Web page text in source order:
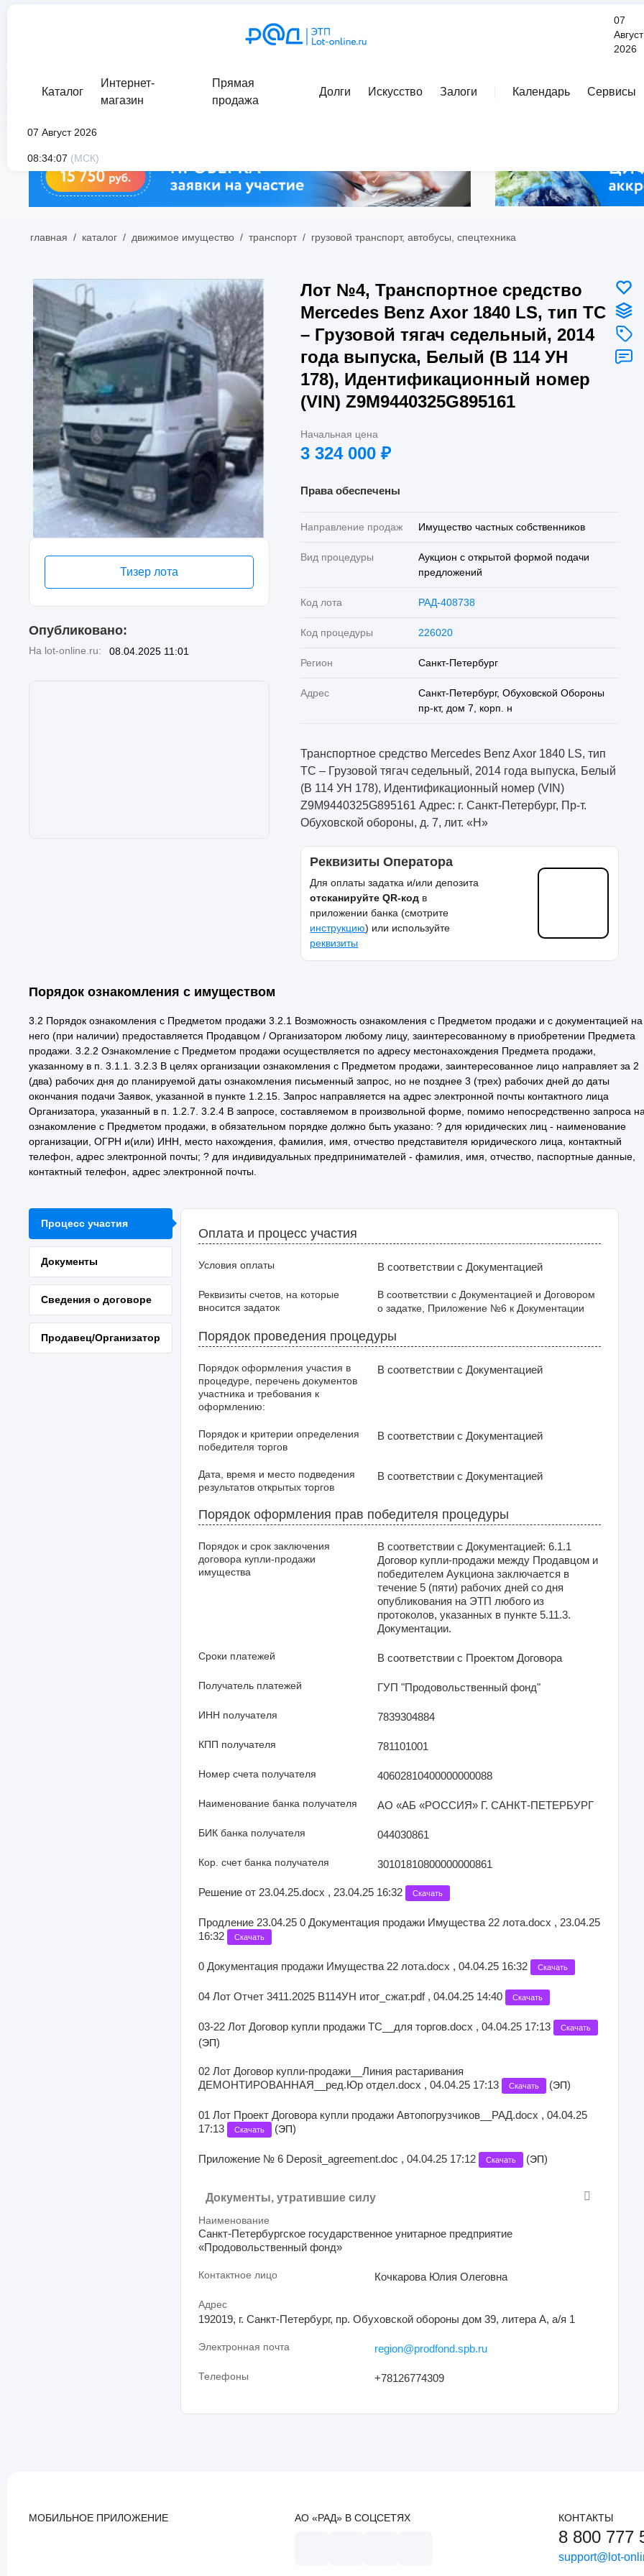
07
Август
2026
Каталог
Интернет-
магазин
Прямая
продажа
Долги Искусство Залоги Календарь Сервисы
07 Август 2026
08:34:07 (МСК)
главная / каталог / движимое имущество / транспорт / грузовой транспорт, автобусы, спецтехника
Тизер лота
Опубликовано:
На lot-online.ru: 08.04.2025 11:01
Лот №4, Транспортное средство
Mercedes Benz Axor 1840 LS, тип ТС
– Грузовой тягач седельный, 2014
года выпуска, Белый (В 114 УН
178), Идентификационный номер
(VIN) Z9M9440325G895161
Начальная цена
3 324 000 ₽
Права обеспечены
Направление продаж Имущество частных собственников
Вид процедуры
Аукцион с открытой формой подачи
предложений
Код лота РАД-408738
Код процедуры 226020
Регион Санкт-Петербург
Адрес
Санкт-Петербург, Обуховской Обороны
пр-кт, дом 7, корп. н
Транспортное средство Mercedes Benz Axor 1840 LS, тип
ТС – Грузовой тягач седельный, 2014 года выпуска, Белый
(В 114 УН 178), Идентификационный номер (VIN)
Z9M9440325G895161 Адрес: г. Санкт-Петербург, Пр-т.
Обуховской обороны, д. 7, лит. «Н»
Реквизиты Оператора
Для оплаты задатка и/или депозита
отсканируйте QR-код в
приложении банка (смотрите
инструкцию) или используйте
реквизиты
Порядок ознакомления с имуществом
3.2 Порядок ознакомления с Предметом продажи 3.2.1 Возможность ознакомления с Предметом продажи и с документацией на
него (при наличии) предоставляется Продавцом / Организатором любому лицу, заинтересованному в приобретении Предмета
продажи. 3.2.2 Ознакомление с Предметом продажи осуществляется по адресу местонахождения Предмета продажи,
указанному в п. 3.1.1. 3.2.3 В целях организации ознакомления с Предметом продажи, заинтересованное лицо направляет за 2
(два) рабочих дня до планируемой даты ознакомления письменный запрос, но не позднее 3 (трех) рабочих дней до даты
окончания подачи Заявок, указанной в пункте 1.2.15. Запрос направляется на адрес электронной почты контактного лица
Организатора, указанный в п. 1.2.7. 3.2.4 В запросе, составляемом в произвольной форме, помимо непосредственно запроса
ознакомление с Предметом продажи, в обязательном порядке должно быть указано: ? для юридических лиц - наименование
организации, ОГРН и(или) ИНН, место нахождения, фамилия, имя, отчество представителя юридического лица, контактный
телефон, адрес электронной почты; ? для индивидуальных предпринимателей - фамилия, имя, отчество, паспортные данные,
контактный телефон, адрес электронной почты.
Процесс участия
Документы
Сведения о договоре
Продавец/Организатор
Оплата и процесс участия
Условия оплаты В соответствии с Документацией
Реквизиты счетов, на которые
вносится задаток
В соответствии с Документацией и Договором
о задатке, Приложение №6 к Документации
Порядок проведения процедуры
Порядок оформления участия в
процедуре, перечень документов
участника и требования к
оформлению:
В соответствии с Документацией
Порядок и критерии определения
победителя торгов
В соответствии с Документацией
Дата, время и место подведения
результатов открытых торгов
В соответствии с Документацией
Порядок оформления прав победителя процедуры
Порядок и срок заключения
договора купли-продажи
имущества
В соответствии с Документацией: 6.1.1
Договор купли-продажи между Продавцом и
победителем Аукциона заключается в
течение 5 (пяти) рабочих дней со дня
опубликования на ЭТП любого из
протоколов, указанных в пункте 5.11.3.
Документации.
Сроки платежей В соответствии с Проектом Договора
Получатель платежей ГУП "Продовольственный фонд"
ИНН получателя 7839304884
КПП получателя 781101001
Номер счета получателя 40602810400000000088
Наименование банка получателя АО «АБ «РОССИЯ» Г. САНКТ-ПЕТЕРБУРГ
БИК банка получателя 044030861
Кор. счет банка получателя 30101810800000000861
Решение от 23.04.25.docx , 23.04.25 16:32 Скачать
Продление 23.04.25 0 Документация продажи Имущества 22 лота.docx , 23.04.25
16:32
Скачать
0 Документация продажи Имущества 22 лота.docx , 04.04.25 16:32 Скачать
04 Лот Отчет 3411.2025 В114УН итог_сжат.pdf , 04.04.25 14:40 Скачать
03-22 Лот Договор купли продажи ТС__для торгов.docx , 04.04.25 17:13 Скачать
(ЭП)
02 Лот Договор купли-продажи__Линия растаривания
ДЕМОНТИРОВАННАЯ__ред.Юр отдел.docx , 04.04.25 17:13
Скачать (ЭП)
01 Лот Проект Договора купли продажи Автопогрузчиков__РАД.docx , 04.04.25
17:13
Скачать (ЭП)
Приложение № 6 Deposit_agreement.doc , 04.04.25 17:12 Скачать (ЭП)
Документы, утратившие силу
Наименование
Санкт-Петербургское государственное унитарное предприятие
«Продовольственный фонд»
Контактное лицо Кочкарова Юлия Олеговна
Адрес
192019, г. Санкт-Петербург, пр. Обуховской обороны дом 39, литера А, а/я 1
Электронная почта region@prodfond.spb.ru
Телефоны +78126774309
МОБИЛЬНОЕ ПРИЛОЖЕНИЕ АО «РАД» В СОЦСЕТЯХ КОНТАКТЫ
8 800 777
support@lot-